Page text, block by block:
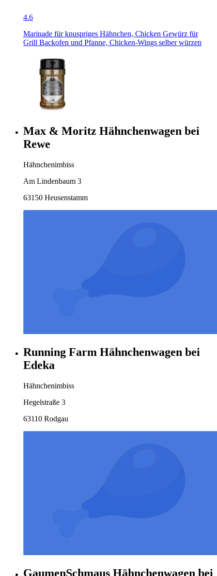
4.6
Marinade für knuspriges Hähnchen, Chicken Gewürz für
Grill Backofen und Pfanne, Chicken-Wings selber würzen
Max & Moritz Hähnchenwagen bei
Rewe
Hähnchenimbiss
Am Lindenbaum 3
63150 Heusenstamm
Running Farm Hähnchenwagen bei
Edeka
Hähnchenimbiss
Hegelstraße 3
63110 Rodgau
GaumenSchmaus Hähnchenwagen bei